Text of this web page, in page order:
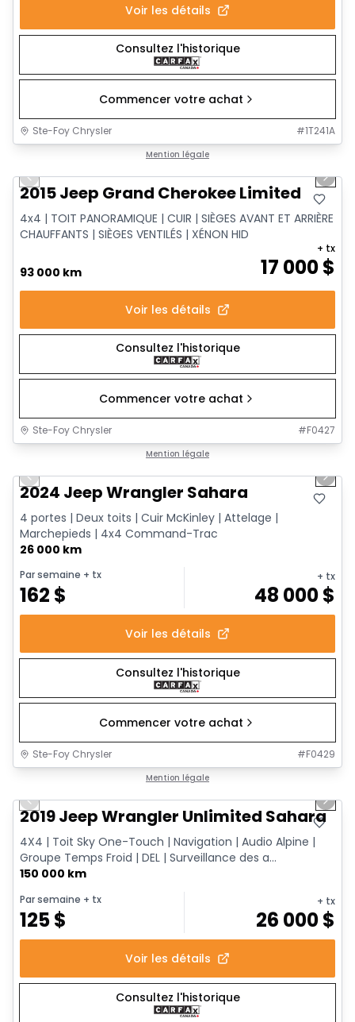
Voir les détails
Consultez l'historique
Commencer votre achat
Ste-Foy Chrysler #1T241A
Mention légale
Previous slide Next
2015 Jeep Grand Cherokee Limited
4x4 | TOIT PANORAMIQUE | CUIR | SIÈGES AVANT ET ARRIÈRE
CHAUFFANTS | SIÈGES VENTILÉS | XÉNON HID
93 000 km 17 000$
+ tx
Voir les détails
Consultez l'historique
Commencer votre achat
Ste-Foy Chrysler #F0427
Mention légale
Previous slide Next
2024 Jeep Wrangler Sahara
4 portes | Deux toits | Cuir McKinley | Attelage |
Marchepieds | 4x4 Command-Trac
26 000 km
Par semaine + tx
162 $
+ tx
48 000$
Voir les détails
Consultez l'historique
Commencer votre achat
Ste-Foy Chrysler #F0429
Mention légale
Previous slide Next
2019 Jeep Wrangler Unlimited Sahara
4X4 | Toit Sky One-Touch | Navigation | Audio Alpine |
Groupe Temps Froid | DEL | Surveillance des a...
150 000 km
Par semaine + tx
125$
+ tx
26 000$
Voir les détails
Consultez l'historique